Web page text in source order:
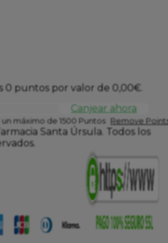
0 puntos por valor de 0,00€.
Canjear ahora
máximo de 1500 Puntos Remove
Santa Úrsula. Todos los